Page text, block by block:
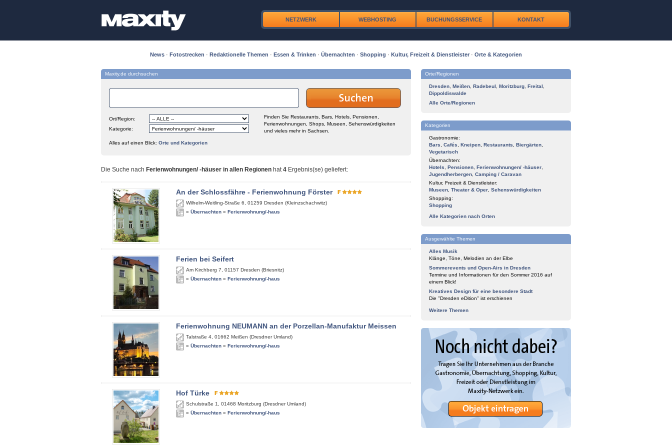
NETZWERK WEBHOSTING BUCHUNGSSERVICE KONTAKT
News · Fotostrecken · Redaktionelle Themen · Essen & Trinken · Übernachten · Shopping · Kultur, Freizeit & Dienstleister · Orte & Kategorien
Maxity.de durchsuchen
Ort/Region:
Kategorie:
Finden Sie Restaurants, Bars, Hotels, Pensionen,
Ferienwohnungen, Shops, Museen, Sehenswürdigkeiten
und vieles mehr in Sachsen.
Alles auf einen Blick: Orte und Kategorien
Die Suche nach Ferienwohnungen/ -häuser in allen Regionen hat4 Ergebnis(se) geliefert:
An der Schlossfähre - Ferienwohnung Förster
Wilhelm-Weitling-Straße 6 01259 Dresden (Kleinzschachwitz)
» Übernachten » Ferienwohnung/-haus
Ferien bei Seifert
Am Kirchberg 7 01157 Dresden (Briesnitz)
» Übernachten » Ferienwohnung/-haus
Ferienwohnung NEUMANN an der Porzellan-Manufaktur Meissen
Talstraße 4 01662 Meißen (Dresdner Umland)
» Übernachten » Ferienwohnung/-haus
Hof Türke
Schulstraße 1 01468 Moritzburg (Dresdner Umland)
» Übernachten » Ferienwohnung/-haus
Orte/Regionen
Dresden Meißen Radebeul Moritzburg Freital
Dippoldiswalde
Alle Orte/Regionen
Kategorien
Gastronomie:
Bars
Cafés Kneipen Restaurants Biergärten
Vegetarisch
Übernachten:
Hotels
Pensionen Ferienwohnungen/ -häuser
Jugendherbergen Camping / Caravan
Kultur, Freizeit & Dienstleister:
Museen Theater & Oper Sehenswürdigkeiten
Shopping:
Shopping
Alle Kategorien nach Orten
Ausgewählte Themen
Alles Musik
Klänge, Töne, Melodien an der Elbe
Sommerevents und Open-Airs in Dresden
Termine und Informationen für den Sommer 2016 auf
einem Blick!
Kreatives Design für eine besondere Stadt
Die "Dresden eDition" ist erschienen
Weitere Themen